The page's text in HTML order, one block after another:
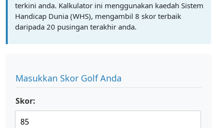
terkini anda. Kalkulator ini menggunakan kaedah Sistem
Handicap Dunia (WHS), mengambil 8 skor terbaik
daripada 20 pusingan terakhir anda.
Masukkan Skor Golf Anda
Skor: